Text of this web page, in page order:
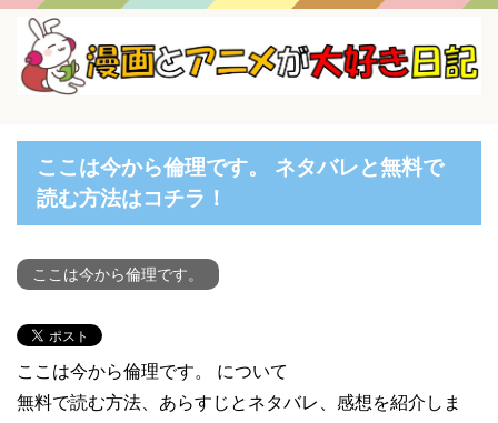
ここは今から倫理です。 ネタバレと無料で
読む方法はコチラ！
ここは今から倫理です。
ここは今から倫理です。 について
無料で読む方法、あらすじとネタバレ、感想を紹介しま